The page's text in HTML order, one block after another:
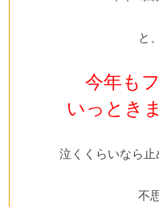
と
今年も
いっとき
泣くくらいなら止
不